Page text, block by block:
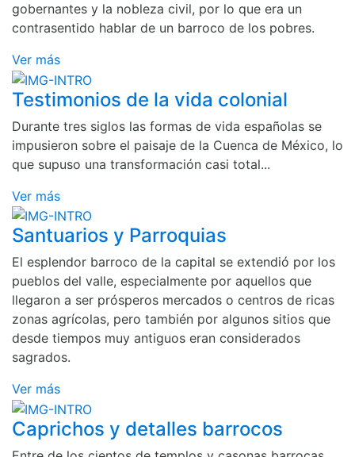
gobernantes y la nobleza civil, por lo que era un
contrasentido hablar de un barroco de los pobres.
Ver más
Testimonios de la vida colonial
Durante tres siglos las formas de vida españolas se
impusieron sobre el paisaje de la Cuenca de México, lo
que supuso una transformación casi total...
Ver más
Santuarios y Parroquias
El esplendor barroco de la capital se extendió por los
pueblos del valle, especialmente por aquellos que
llegaron a ser prósperos mercados o centros de ricas
zonas agrícolas, pero también por algunos sitios que
desde tiempos muy antiguos eran considerados
sagrados.
Ver más
Caprichos y detalles barrocos